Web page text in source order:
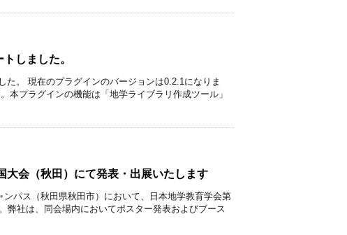
しました。
た。 現在のプラグインのバージョンは0.2.1になりま
プラグインの機能は「地学ライブラリ作成ツール」
大会（秋田）にて発表・出展いたします
パス（秋田県秋田市）において、日本地学教育学会第
弊社は、同会場内においてポスター発表およびブース